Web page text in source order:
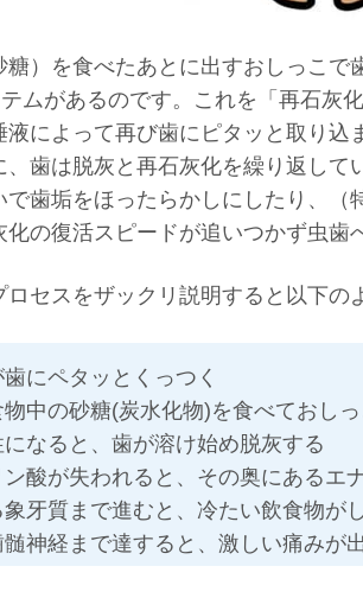
糖）を食べたあとに出すおしっこ
テムがあるのです。これを「再石灰
液によって再び歯にピタッと取り込
、歯は脱灰と再石灰化を繰り返し
で歯垢をほったらかしにしたり、
の復活スピードが追いつかず虫歯
セスをザックリ説明すると以下の
にペタッとくっつく
中の砂糖(炭水化物)を食べておし
なると、歯が溶け始め脱灰する
酸が失われると、その奥にあるエ
牙質まで進むと、冷たい飲食物が
神経まで達すると、激しい痛みが